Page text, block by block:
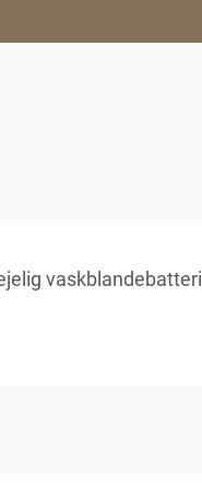
vaskblandebatteri